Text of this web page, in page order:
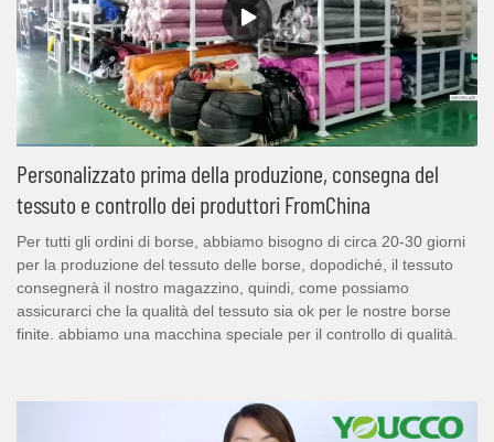
Personalizzato prima della produzione, consegna del
tessuto e controllo dei produttori FromChina
Per tutti gli ordini di borse, abbiamo bisogno di circa 20-30 giorni
per la produzione del tessuto delle borse, dopodiché, il tessuto
consegnerà il nostro magazzino, quindi, come possiamo
assicurarci che la qualità del tessuto sia ok per le nostre borse
finite. abbiamo una macchina speciale per il controllo di qualità.